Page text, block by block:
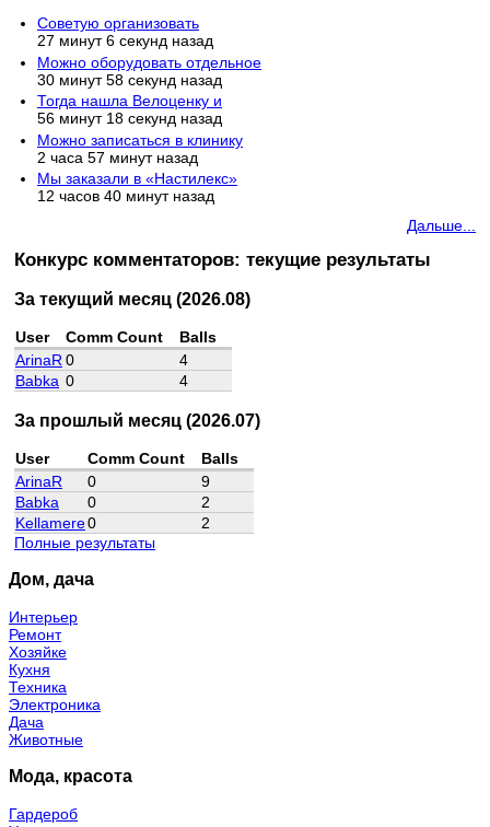
Советую организовать
27 минут 6 секунд назад
Можно оборудовать отдельное
30 минут 58 секунд назад
Тогда нашла Велоценку и
56 минут 18 секунд назад
Можно записаться в клинику
2 часа 57 минут назад
Мы заказали в «Настилекс»
12 часов 40 минут назад
Дальше...
Конкурс комментаторов: текущие результаты
За текущий месяц (2026.08)
User Comm Count
Balls
ArinaR0
4
Babka 0 4
За прошлый месяц (2026.07)
User Comm Count
Balls
ArinaR
0
9
Babka
0
2
Kellamere0
2
Полные результаты
Дом, дача
Интерьер
Ремонт
Хозяйке
Кухня
Техника
Электроника
Дача
Животные
Мода, красота
Гардероб